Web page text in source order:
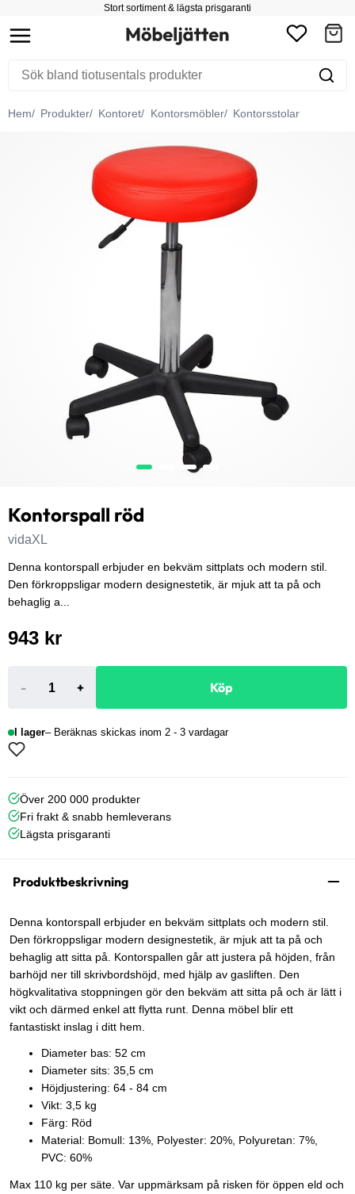
Stort sortiment & lägsta prisgaranti
Hem Produkter Kontoret Kontorsmöbler Kontorsstolar
Kontorspall röd
vidaXL
Denna kontorspall erbjuder en bekväm sittplats och modern stil.
Den förkroppsligar modern designestetik, är mjuk att ta på och
behaglig a...
943 kr
- + Köp
I lager Beräknas skickas inom 2 - 3 vardagar
Över 200 000 produkter
Fri frakt & snabb hemleverans
Lägsta prisgaranti
Produktbeskrivning
Denna kontorspall erbjuder en bekväm sittplats och modern stil.
Den förkroppsligar modern designestetik, är mjuk att ta på och
behaglig att sitta på. Kontorspallen går att justera på höjden, från
barhöjd ner till skrivbordshöjd, med hjälp av gasliften. Den
högkvalitativa stoppningen gör den bekväm att sitta på och är lätt i
vikt och därmed enkel att flytta runt. Denna möbel blir ett
fantastiskt inslag i ditt hem.
Diameter bas: 52 cm
Diameter sits: 35,5 cm
Höjdjustering: 64 - 84 cm
Vikt: 3,5 kg
Färg: Röd
Material: Bomull: 13%, Polyester: 20%, Polyuretan: 7%,
PVC: 60%
Max 110 kg per säte. Var uppmärksam på risken för öppen eld och